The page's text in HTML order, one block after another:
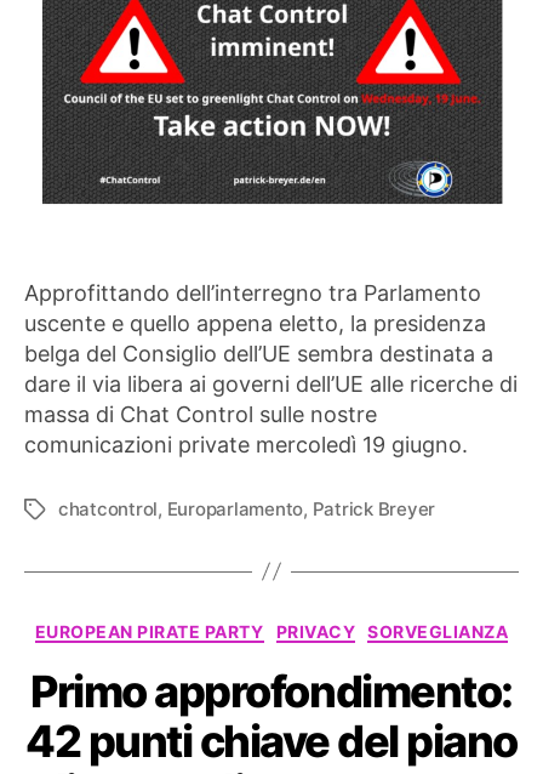
Approfittando dell’interregno tra Parlamento
uscente e quello appena eletto, la presidenza
belga del Consiglio dell’UE sembra destinata a
dare il via libera ai governi dell’UE alle ricerche di
massa di Chat Control sulle nostre
comunicazioni private mercoledì 19 giugno.
Tag chatcontrol, Europarlamento, Patrick Breyer
Categorie
EUROPEAN PIRATE PARTY PRIVACY SORVEGLIANZA
Primo approfondimento:
42 punti chiave del piano